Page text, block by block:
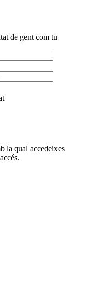
de gent com tu
la qual accedeixes